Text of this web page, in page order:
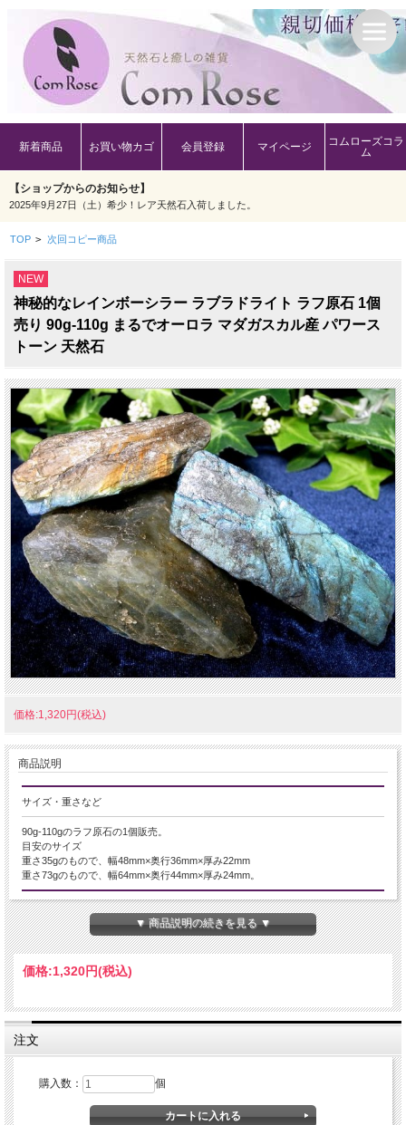
新着商品 お買い物カゴ 会員登録 マイページ
コムローズコラ
ム
【ショップからのお知らせ】
2025年9月27日（土）希少！レア天然石入荷しました。
TOP > 次回コピー商品
NEW
神秘的なレインボーシラー ラブラドライト ラフ原石 1個
売り 90g-110g まるでオーロラ マダガスカル産 パワース
トーン 天然石
価格:1,320円(税込)
商品説明
サイズ・重さなど
90g-110gのラフ原石の1個販売。
目安のサイズ
重さ35gのもので、幅48mm×奥行36mm×厚み22mm
重さ73gのもので、幅64mm×奥行44mm×厚み24mm。
産地・原産国
マダガスカル産
グレードなど
名称など
ラブラドライト
商品説明
希少、マダガスカル産ラブラドライトのラフ原石が入荷致しました！
▼ 商品説明の続きを見る ▼
価格:1,320円(税込)
注文
購入数： 個